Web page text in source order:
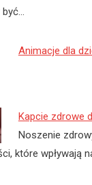
być…
Animacje dla
Kapcie zdrowe
Noszenie
które wpływają